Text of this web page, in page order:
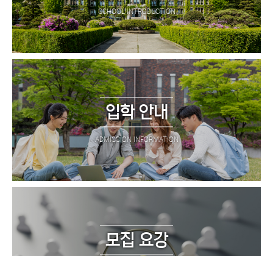
SCHOOL INTRODUCTION
입학 안내
ADMISSION INFORMATION
모집 요강